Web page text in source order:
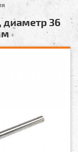
диаметр 36